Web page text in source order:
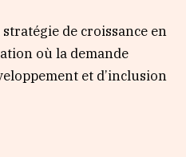
de croissance en
où la demande
et d’inclusion